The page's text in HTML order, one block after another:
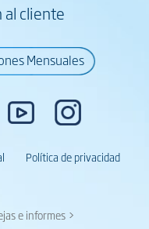
al cliente
Mensuales
Política de privacidad
e informes >